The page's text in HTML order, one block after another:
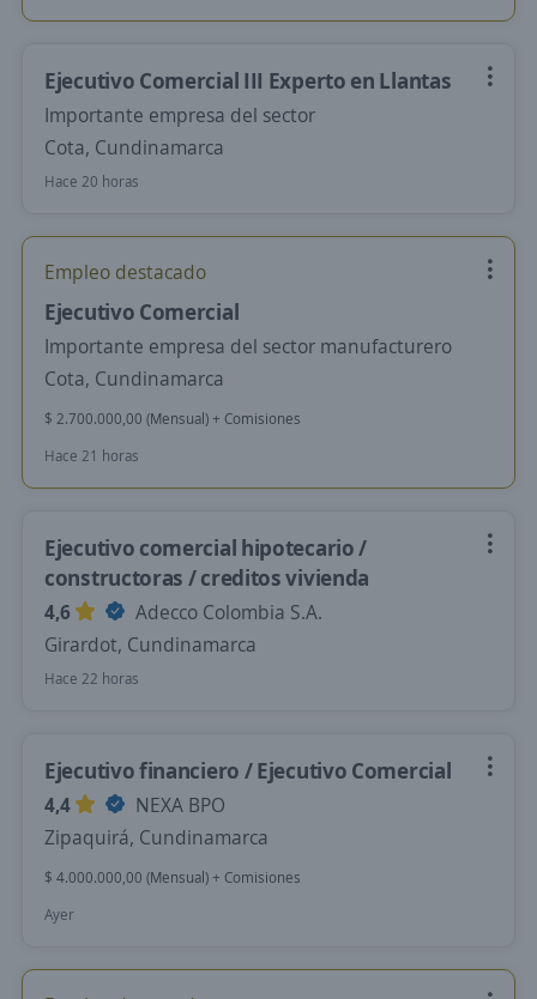
Ejecutivo Comercial III Experto en Llantas
Importante empresa del sector
Cota, Cundinamarca
Hace 20 horas
Empleo destacado
Ejecutivo Comercial
Importante empresa del sector manufacturero
Cota, Cundinamarca
$ 2.700.000,00 (Mensual) + Comisiones
Hace 21 horas
Ejecutivo comercial hipotecario /
constructoras / creditos vivienda
4,6
Adecco Colombia S.A.
Girardot, Cundinamarca
Hace 22 horas
Ejecutivo financiero / Ejecutivo Comercial
4,4
NEXA BPO
Zipaquirá, Cundinamarca
$ 4.000.000,00 (Mensual) + Comisiones
Ayer